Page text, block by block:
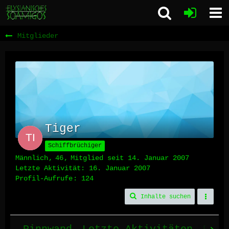
Mitglieder
Tiger
Schiffbrüchiger
Männlich 46
Mitglied seit 14. Januar 2007
Letzte Aktivität: 16. Januar 2007
Profil-Aufrufe
124
Inhalte suchen